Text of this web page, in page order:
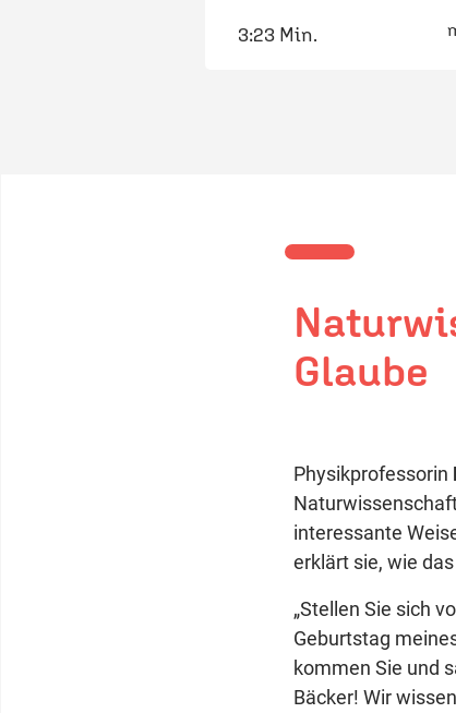
3:23 Min.
Glaube
Physikprofessorin
interessante
erklärt sie, wie
„Stellen Sie sich
Geburtstag
kommen Sie und
Bäcker! Wir